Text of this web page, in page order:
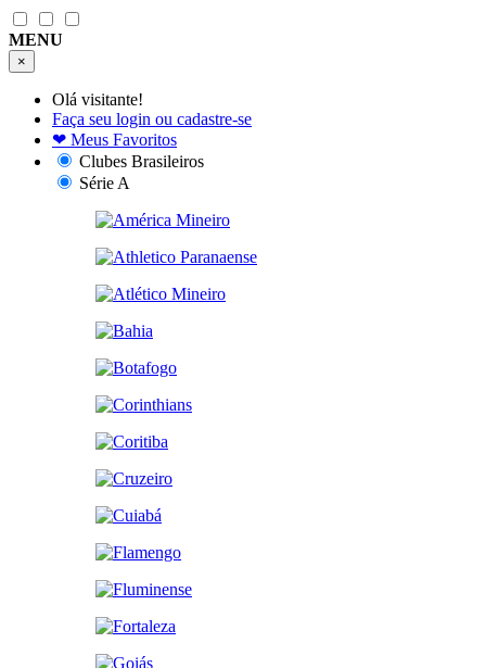
MENU
×
Olá visitante!
Faça seu login ou cadastre-se
❤ Meus Favoritos
Clubes Brasileiros
Série A